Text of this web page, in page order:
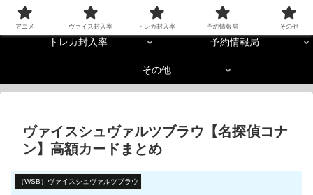
アニメ ヴァイス封入率
トレカ封入率 予約情報局
その他
ヴァイスシュヴァルツブラウ【名探偵コナ
ン】高額カードまとめ
（WSB）ヴァイスシュヴァルツブラウ
アニメ ヴァイス封入率 トレカ封入率 予約情報局 その他